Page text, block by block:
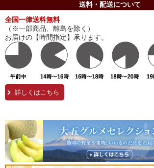
送料・配送について
全国一律送料無料
（※一部商品、離島を除く）
お届けの【時間指定】承ります。
詳しくはこちら